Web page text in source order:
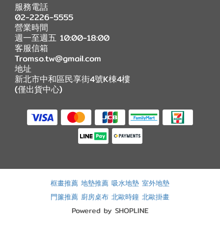
服務電話
02-2226-5555
營業時間
週一至週五 10:00-18:00
客服信箱
Tromso.tw@gmail.com
地址
新北市中和區民享街4號K棟4樓
(僅出貨中心)
框畫推薦 地墊推薦 吸水地墊 室外地墊
門簾推薦 廚房桌布 北歐時鐘 北歐掛畫
Powered by SHOPLINE